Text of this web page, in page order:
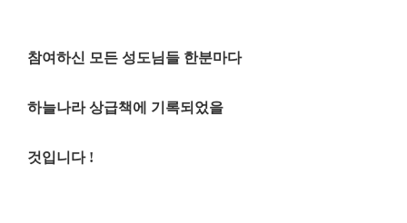
참여하신 모든 성도님들 한분마다
하늘나라 상급책에 기록되었을
것입니다 !